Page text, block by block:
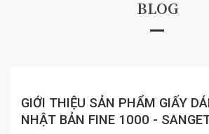
YÊU CẦU BÁO
BLOG
GIỚI THIỆU SẢN PHẨM GIẤY
NHẬT BẢN FINE 1000 -